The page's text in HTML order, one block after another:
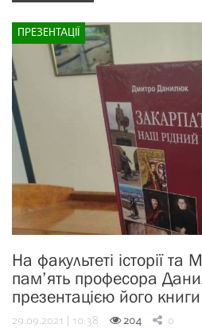
ПРЕЗЕНТАЦІЇ
На факультеті історії
пам’ять професора
презентацією його книги
29.09.2021 | 10:38 204 0